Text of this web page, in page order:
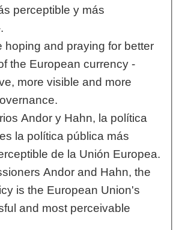
perceptible y más
hoping and praying for better
the European currency -
more visible and more
Andor y Hahn, la política
la política pública más
de la Unión Europea.
Andor and Hahn, the
is the European Union's
and most perceivable